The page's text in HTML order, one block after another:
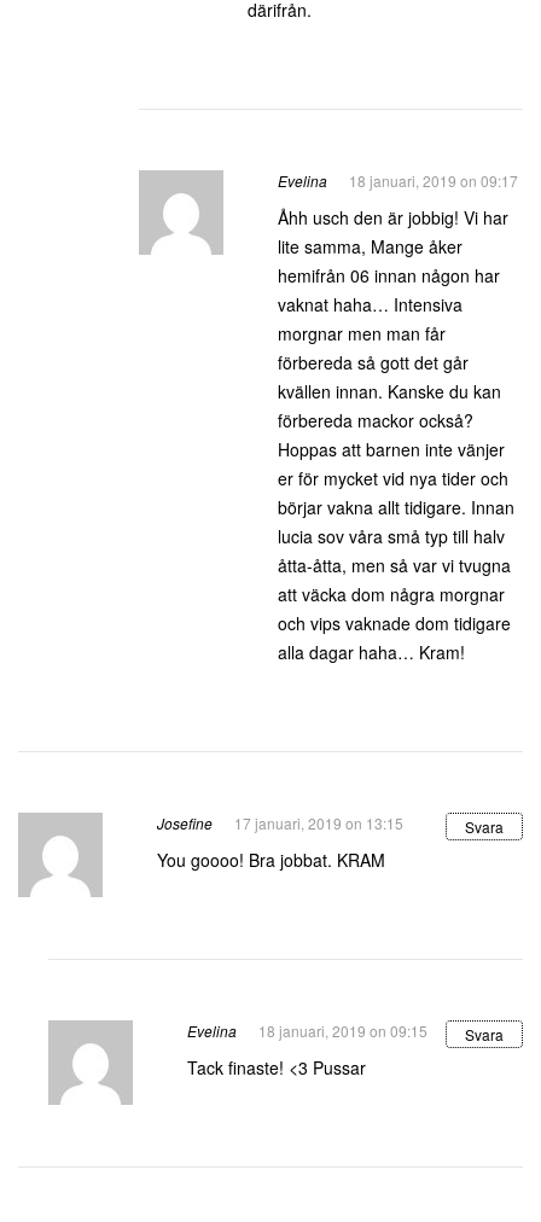
därifrån.
Evelina 18 januari, 2019 on 09:17
Åhh usch den är jobbig! Vi har
lite samma, Mange åker
hemifrån 06 innan någon har
vaknat haha… Intensiva
morgnar men man får
förbereda så gott det går
kvällen innan. Kanske du kan
förbereda mackor också?
Hoppas att barnen inte vänjer
er för mycket vid nya tider och
börjar vakna allt tidigare. Innan
lucia sov våra små typ till halv
åtta-åtta, men så var vi tvugna
att väcka dom några morgnar
och vips vaknade dom tidigare
alla dagar haha… Kram!
Josefine 17 januari, 2019 on 13:15 Svara
You goooo! Bra jobbat. KRAM
Evelina 18 januari, 2019 on 09:15 Svara
Tack finaste! <3 Pussar